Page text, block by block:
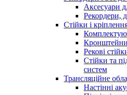
Аксесуари
Рекордери,
Стійки і
Кронштейни
Рекові
Стійки та
систем
Трансляційне
Настінні